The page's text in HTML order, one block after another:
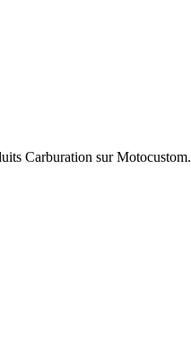
Carburation sur Motocustom.